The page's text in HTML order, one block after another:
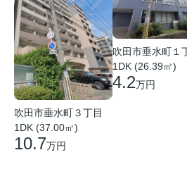
吹田市垂水町３丁目
1DK (37.00㎡)
10.7万円
吹田市垂水町１
1DK (26.39㎡)
4.2万円